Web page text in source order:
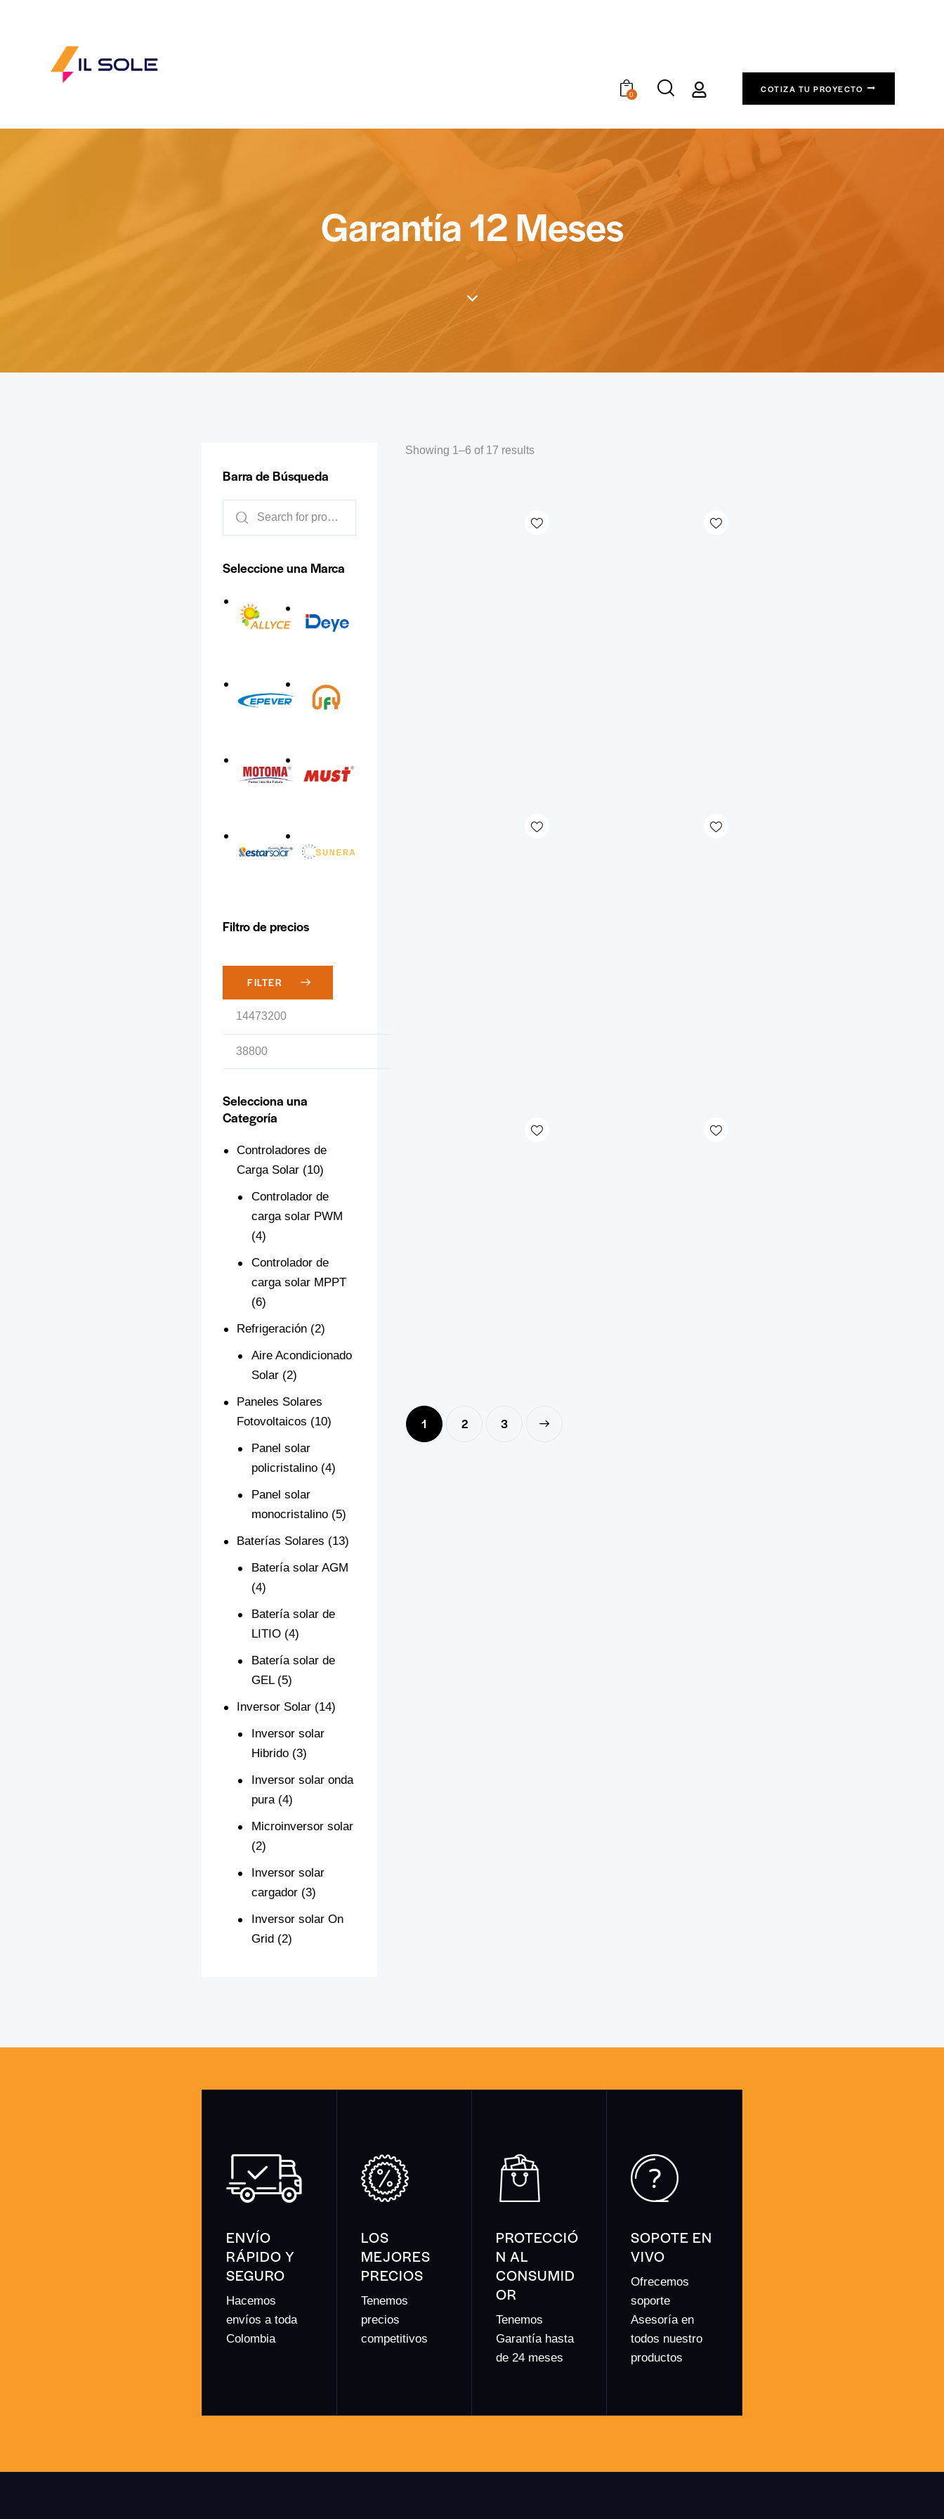
0
COTIZA TU PROYECTO
Garantía 12 Meses
Showing 1–6 of 17 results
1 2 3
Barra de Búsqueda
Seleccione una Marca
Filtro de precios
FILTER
Selecciona una
Categoría
Controladores de
Carga Solar (10)
Controlador de
carga solar PWM
(4)
Controlador de
carga solar MPPT
(6)
Refrigeración (2)
Aire Acondicionado
Solar (2)
Paneles Solares
Fotovoltaicos (10)
Panel solar
policristalino (4)
Panel solar
monocristalino (5)
Baterías Solares (13)
Batería solar AGM
(4)
Batería solar de
LITIO (4)
Batería solar de
GEL (5)
Inversor Solar (14)
Inversor solar
Hibrido (3)
Inversor solar onda
pura (4)
Microinversor solar
(2)
Inversor solar
cargador (3)
Inversor solar On
Grid (2)
ENVÍO
RÁPIDO Y
SEGURO
Hacemos
envíos a toda
Colombia
LOS
MEJORES
PRECIOS
Tenemos
precios
competitivos
PROTECCIÓ
N AL
CONSUMID
OR
Tenemos
Garantía hasta
de 24 meses
SOPOTE EN
VIVO
Ofrecemos
soporte
Asesoría en
todos nuestro
productos